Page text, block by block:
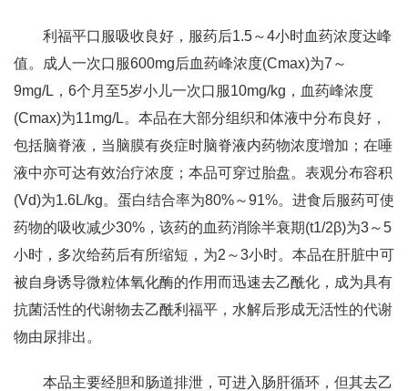
利福平口服吸收良好，服药后1.5～4小时血药浓度达峰
值。成人一次口服600mg后血药峰浓度(Cmax)为7～
9mg/L，6个月至5岁小儿一次口服10mg/kg，血药峰浓度
(Cmax)为11mg/L。本品在大部分组织和体液中分布良好，
包括脑脊液，当脑膜有炎症时脑脊液内药物浓度增加；在唾
液中亦可达有效治疗浓度；本品可穿过胎盘。表观分布容积
(Vd)为1.6L/kg。蛋白结合率为80%～91%。进食后服药可使
药物的吸收减少30%，该药的血药消除半衰期(t1/2β)为3～5
小时，多次给药后有所缩短，为2～3小时。本品在肝脏中可
被自身诱导微粒体氧化酶的作用而迅速去乙酰化，成为具有
抗菌活性的代谢物去乙酰利福平，水解后形成无活性的代谢
物由尿排出。
本品主要经胆和肠道排泄，可进入肠肝循环，但其去乙